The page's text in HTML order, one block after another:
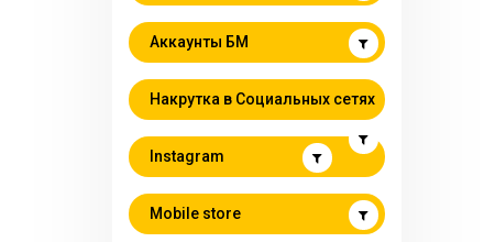
Аккаунты БМ
Накрутка в Социальных сетях
Instagram
Mobile store